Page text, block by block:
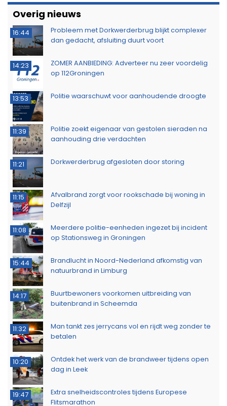
Overig nieuws
16:44
Probleem met Dorkwerderbrug blijkt complexer
dan gedacht, afsluiting duurt voort
14:23
ZOMER AANBIEDING: Adverteer nu zeer voordelig
op 112Groningen
13:53 Politie waarschuwt voor aanhoudende droogte
11:39
Politie zoekt eigenaar van gestolen sieraden na
aanhouding drie verdachten
11:21 Dorkwerderbrug afgesloten door storing
11:15
Afvalbrand zorgt voor rookschade bij woning in
Delfzijl
11:08
Meerdere politie-eenheden ingezet bij incident
op Stationsweg in Groningen
15:44
Brandlucht in Noord-Nederland afkomstig van
natuurbrand in Limburg
14:17
Buurtbewoners voorkomen uitbreiding van
buitenbrand in Scheemda
11:32
Man tankt zes jerrycans vol en rijdt weg zonder te
betalen
10:20
Ontdek het werk van de brandweer tijdens open
dag in Leek
19:47
Extra snelheidscontroles tijdens Europese
Flitsmarathon